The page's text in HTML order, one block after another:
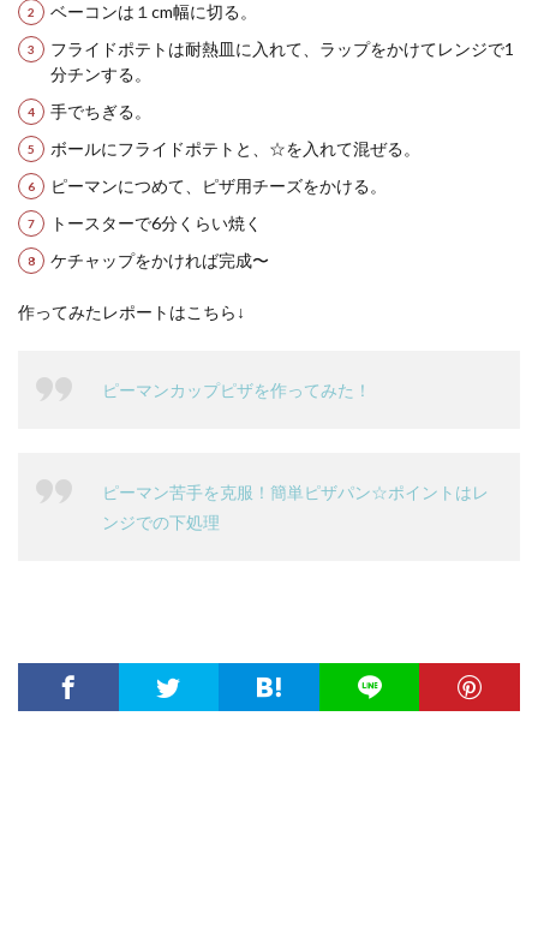
ベーコンは１cm幅に切る。
フライドポテトは耐熱皿に入れて、ラップをかけてレンジで1
分チンする。
手でちぎる。
ボールにフライドポテトと、☆を入れて混ぜる。
ピーマンにつめて、ピザ用チーズをかける。
トースターで6分くらい焼く
ケチャップをかければ完成〜
作ってみたレポートはこちら↓
ピーマンカップピザを作ってみた！
ピーマン苦手を克服！簡単ピザパン☆ポイントはレ
ンジでの下処理